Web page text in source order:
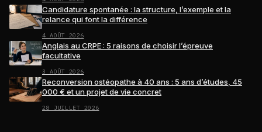
Candidature spontanée : la structure, l’exemple et la
relance qui font la différence
4 AOÛT 2026
Anglais au CRPE : 5 raisons de choisir l’épreuve
facultative
3 AOÛT 2026
Reconversion ostéopathe à 40 ans : 5 ans d’études, 45
000 € et un projet de vie concret
28 JUILLET 2026